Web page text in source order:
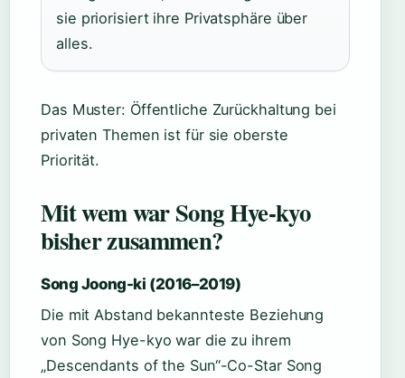
sie priorisiert ihre Privatsphäre über
alles.
Das Muster: Öffentliche Zurückhaltung bei
privaten Themen ist für sie oberste
Priorität.
Mit wem war Song Hye-kyo
bisher zusammen?
Song Joong-ki (2016–2019)
Die mit Abstand bekannteste Beziehung
von Song Hye-kyo war die zu ihrem
„Descendants of the Sun“-Co-Star Song